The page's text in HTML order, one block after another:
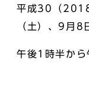
平成30（
（土）、9月
午後1時半から